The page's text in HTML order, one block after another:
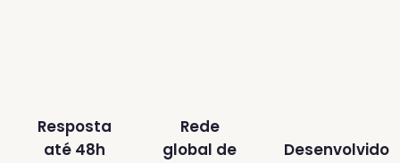
Resposta
até 48h
Rede
global de
Desenvolvido